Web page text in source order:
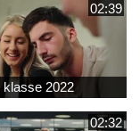
02:39
klasse 2022
02:32